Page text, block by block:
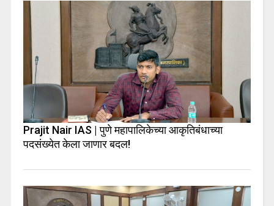
Prajit Nair IAS | पुणे महापालिकेच्या आकृतिबंधाच्या
पदसंख्येत केला जाणार बदल!